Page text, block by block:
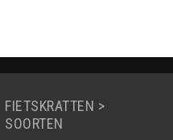
FIETSKRATTEN >
SOORTEN